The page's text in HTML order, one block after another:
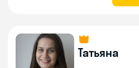
Татьяна